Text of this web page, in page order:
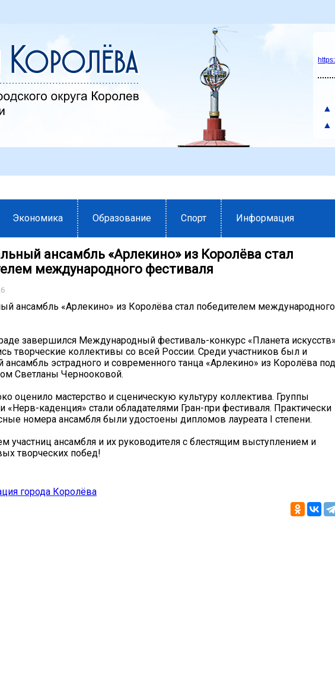
▲
▲
Экономика Образование Спорт Информация
ансамбль «Арлекино» из Королёва стал
международного фестиваля
ансамбль «Арлекино» из Королёва стал победителем международного
завершился Международный фестиваль-конкурс «Планета
творческие коллективы со всей России. Среди участников был и
ансамбль эстрадного и современного танца «Арлекино» из Королёва под
Светланы Чернооковой.
оценило мастерство и сценическую культуру коллектива. Группы
«Нерв-каденция» стали обладателями Гран-при фестиваля. Практически
номера ансамбля были удостоены дипломов лауреата I степени.
участниц ансамбля и их руководителя с блестящим выступлением и
творческих побед!
города Королёва